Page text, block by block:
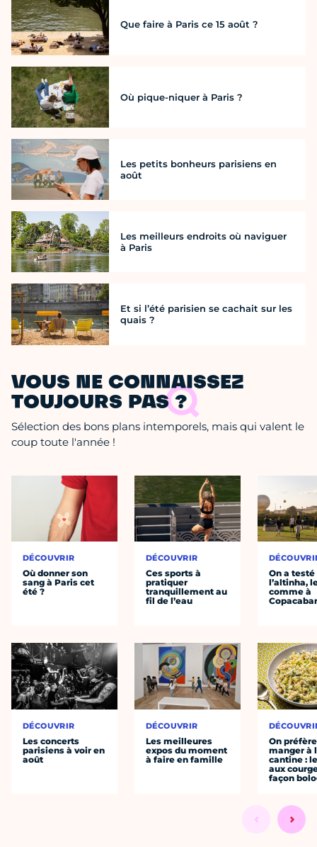
Que faire à Paris ce 15 août ?
Où pique-niquer à Paris ?
Les petits bonheurs parisiens en
août
Les meilleurs endroits où naviguer
à Paris
Et si l’été parisien se cachait sur les
quais ?
VOUS NE CONNAISSEZ
TOUJOURS PAS ?
Sélection des bons plans intemporels, mais qui valent le
coup toute l'année !
DÉCOUVRIR
Où donner son
sang à Paris cet
été ?
DÉCOUVRIR
Les concerts
parisiens à voir en
août
DÉCOUVRIR
Ces sports à
pratiquer
tranquillement au
fil de l’eau
DÉCOUVRIR
Les meilleures
expos du moment
à faire en famille
On a testé
l’altinha,
comme à
On préfère
manger à
cantine :
aux
façon